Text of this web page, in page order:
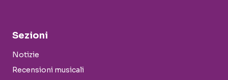
Sezioni
Notizie
Recensioni musicali